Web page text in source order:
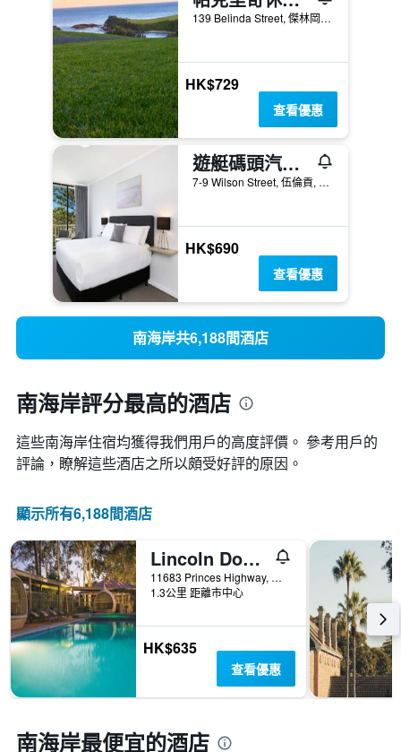
139 Belinda Street, 傑林岡, NSW, 澳洲
HK$729
查看優惠
遊艇碼頭汽車旅館
7-9 Wilson Street, 伍倫貢, NSW, 澳洲
HK$690
查看優惠
南海岸共6,188間酒店
南海岸評分最高的酒店
這些南海岸​住宿均獲得我們用戶的高度評價。 參考用戶的
評論，瞭解這些酒店之所以頗受好評的原因。
顯示所有6,188間酒店
Lincoln Downs Resort Batemans Bay
11683 Princes Highway, 倍特曼海灣, NSW, 澳洲
1.3公里 距離市中心
HK$635
查看優惠
南海岸最便宜的酒店